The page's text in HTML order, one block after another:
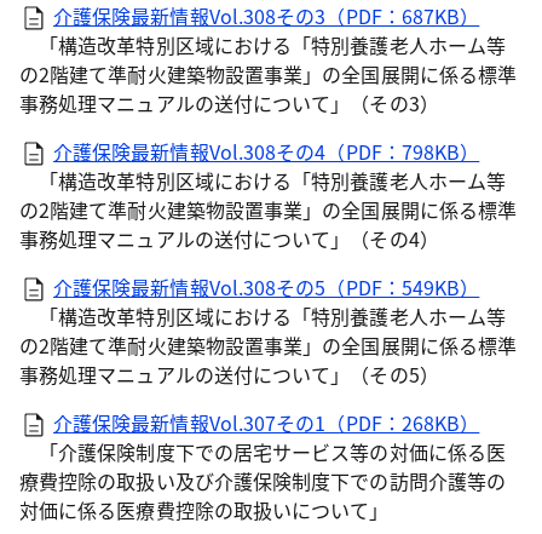
介護保険最新情報Vol.308その3（PDF：687KB）
「構造改革特別区域における「特別養護老人ホーム等
の2階建て準耐火建築物設置事業」の全国展開に係る標準
事務処理マニュアルの送付について」（その3）
介護保険最新情報Vol.308その4（PDF：798KB）
「構造改革特別区域における「特別養護老人ホーム等
の2階建て準耐火建築物設置事業」の全国展開に係る標準
事務処理マニュアルの送付について」（その4）
介護保険最新情報Vol.308その5（PDF：549KB）
「構造改革特別区域における「特別養護老人ホーム等
の2階建て準耐火建築物設置事業」の全国展開に係る標準
事務処理マニュアルの送付について」（その5）
介護保険最新情報Vol.307その1（PDF：268KB）
「介護保険制度下での居宅サービス等の対価に係る医
療費控除の取扱い及び介護保険制度下での訪問介護等の
対価に係る医療費控除の取扱いについて」